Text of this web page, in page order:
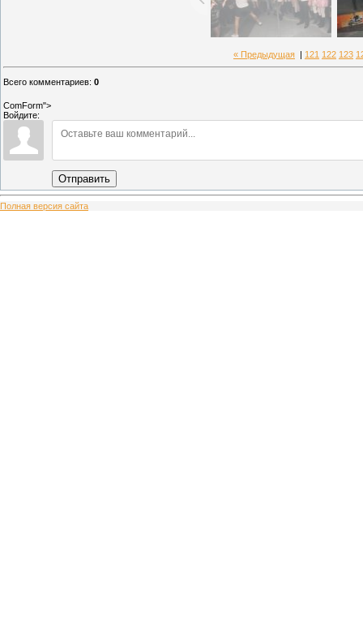
« Предыдущая 121 122 123
Всего комментариев: 0
ComForm">
Войдите:
Отправить
Полная версия сайта